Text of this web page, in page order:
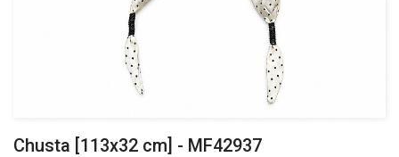
Chusta [113x32 cm] - MF42937